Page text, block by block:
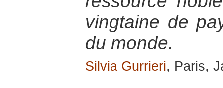
vingtaine de
du monde.
Silvia Gurrieri, Paris,